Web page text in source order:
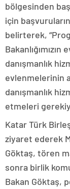
bölgesinden
için
belirterek,
danışmanlık
evlenmelerinin
danışmanlık
etmeleri
Katar Türk
ziyaret ederek
Göktaş, tören
sonra birlik
Bakan Göktaş,